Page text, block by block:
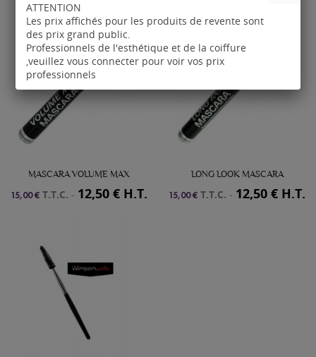
MASCARA VOLUME MAX
15,00 € T.T.C. - 12,50 € H.T.
LONG LOOK MASCARA
15,00 € T.T.C. - 12,50 € H.T.
ATTENTION
Les prix affichés pour les produits de revente sont
des prix grand public.
Professionnels de l'esthétique et de la coiffure
,veuillez vous connecter pour voir vos prix
professionnels